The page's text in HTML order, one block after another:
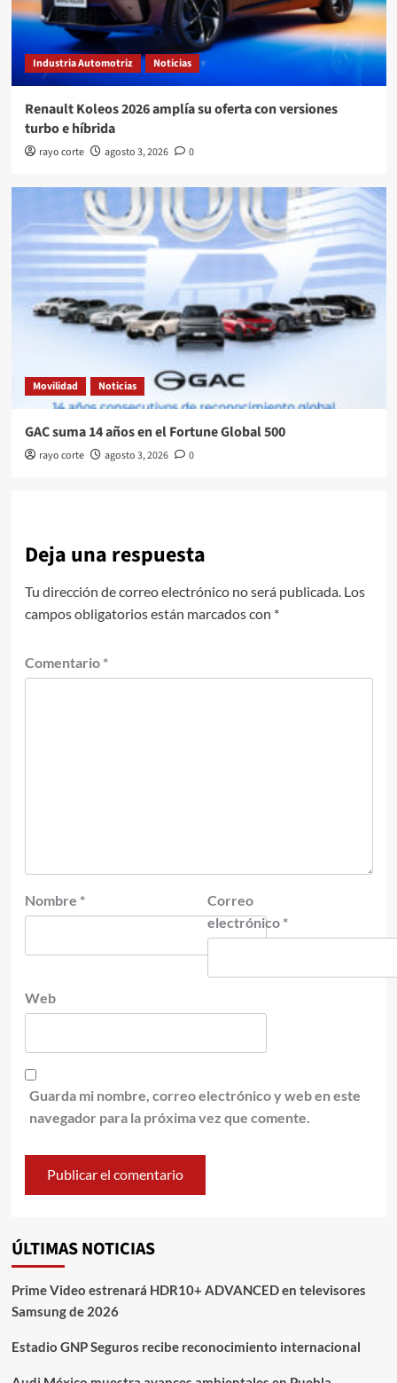
Industria Automotriz Noticias
Renault Koleos 2026 amplía su oferta con versiones
turbo e híbrida
rayo corte agosto 3, 2026 0
Movilidad Noticias
GAC suma 14 años en el Fortune Global 500
rayo corte agosto 3, 2026 0
Deja una respuesta
Tu dirección de correo electrónico no será publicada. Los
campos obligatorios están marcados con *
Comentario *
Nombre *
Correo
electrónico *
Web
Guarda mi nombre, correo electrónico y web en este
navegador para la próxima vez que comente.
ÚLTIMAS NOTICIAS
Prime Video estrenará HDR10+ ADVANCED en televisores
Samsung de 2026
Estadio GNP Seguros recibe reconocimiento internacional